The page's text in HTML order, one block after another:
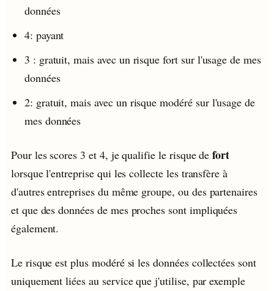
données
4: payant
3 : gratuit, mais avec un risque fort sur l'usage de mes
données
2: gratuit, mais avec un risque modéré sur l'usage de
mes données
Pour les scores 3 et 4, je qualifie le risque defort
lorsque l'entreprise qui les collecte les transfère à
d'autres entreprises du même groupe, ou des partenaires
et que des données de mes proches sont impliquées
également.
Le risque est plus modéré si les données collectées sont
uniquement liées au service que j'utilise, par exemple